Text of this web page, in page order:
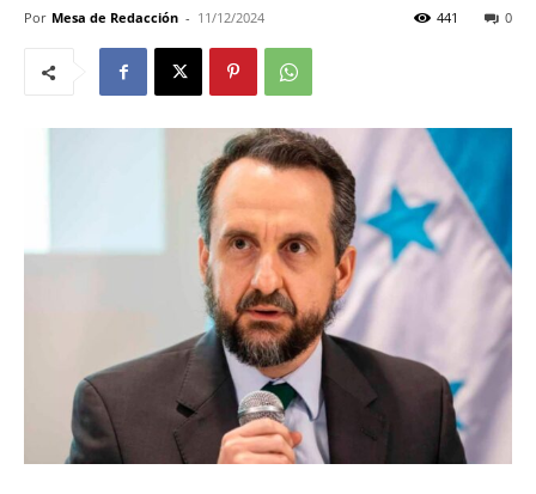
Por Mesa de Redacción - 11/12/2024 0
441